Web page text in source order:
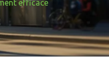
efficace